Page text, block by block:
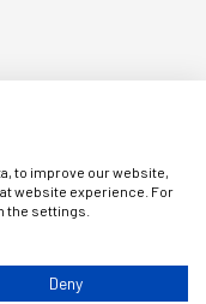
to improve our website,
website experience. For
the settings.
Deny